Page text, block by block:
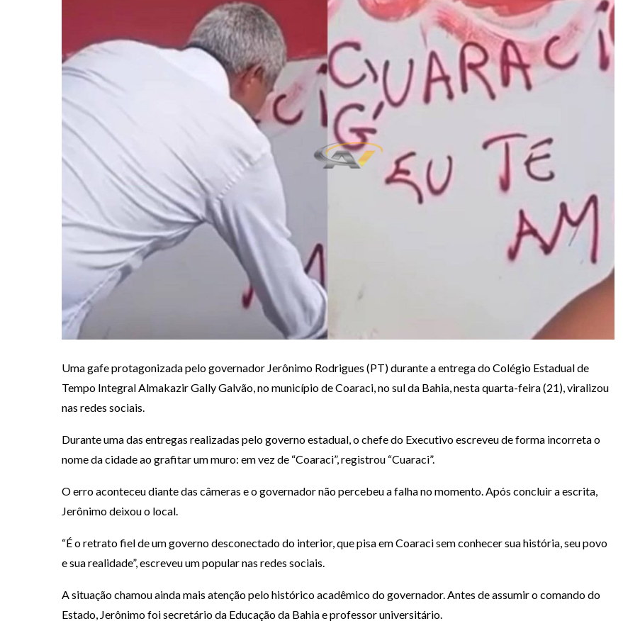
Uma gafe protagonizada pelo governador Jerônimo Rodrigues (PT) durante a entrega do Colégio Estadual de
Tempo Integral Almakazir Gally Galvão, no município de Coaraci, no sul da Bahia, nesta quarta-feira (21), viralizou
nas redes sociais.
Durante uma das entregas realizadas pelo governo estadual, o chefe do Executivo escreveu de forma incorreta o
nome da cidade ao grafitar um muro: em vez de “Coaraci”, registrou “Cuaraci”.
O erro aconteceu diante das câmeras e o governador não percebeu a falha no momento. Após concluir a escrita,
Jerônimo deixou o local.
“É o retrato fiel de um governo desconectado do interior, que pisa em Coaraci sem conhecer sua história, seu povo
e sua realidade”, escreveu um popular nas redes sociais.
A situação chamou ainda mais atenção pelo histórico acadêmico do governador. Antes de assumir o comando do
Estado, Jerônimo foi secretário da Educação da Bahia e professor universitário.